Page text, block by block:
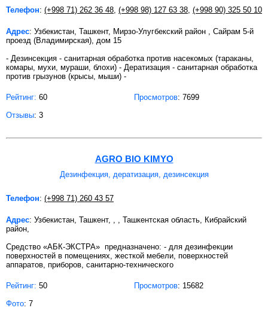
Телефон: (+998 71) 262 36 48 (+998 98) 127 63 38 (+998 90) 325 50 10
Адрес: Узбекистан, Ташкент, Мирзо-Улугбекский район , Сайрам 5-й
проезд (Владимирская), дом 15
- Дезинсекция - санитарная обработка против насекомых (тараканы,
комары, мухи, мураши, блохи) - Дератизация - санитарная обработка
против грызунов (крысы, мыши) -
Рейтинг: 60 Просмотров: 7699
Отзывы: 3
AGRO BIO KIMYO
Дезинфекция, дератизация, дезинсекция
Телефон: (+998 71) 260 43 57
Адрес: Узбекистан, Ташкент, , , Ташкентская область, Кибрайский
район,
Средство «АБК-ЭКСТРА» предназначено: - для дезинфекции
поверхностей в помещениях, жесткой мебели, поверхностей
аппаратов, приборов, санитарно-технического
Рейтинг: 50 Просмотров: 15682
Фото: 7